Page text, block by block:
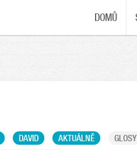
DOMŮ
DAVID AKTUÁLNĚ GLOSY